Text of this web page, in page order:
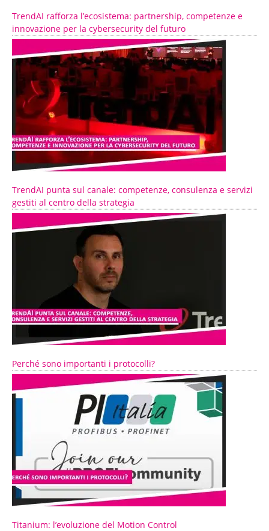
TrendAI rafforza l’ecosistema: partnership, competenze e
innovazione per la cybersecurity del futuro
TrendAI punta sul canale: competenze, consulenza e servizi
gestiti al centro della strategia
Perché sono importanti i protocolli?
Titanium: l’evoluzione del Motion Control